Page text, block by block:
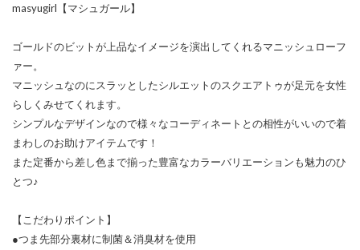
masyugirl【マシュガール】
ゴールドのビットが上品なイメージを演出してくれるマニッシュローフ
ァー。
マニッシュなのにスラッとしたシルエットのスクエアトゥが足元を女性
らしくみせてくれます。
シンプルなデザインなので様々なコーディネートとの相性がいいので着
まわしのお助けアイテムです！
また定番から差し色まで揃った豊富なカラーバリエーションも魅力のひ
とつ♪
【こだわりポイント】
●つま先部分裏材に制菌＆消臭材を使用